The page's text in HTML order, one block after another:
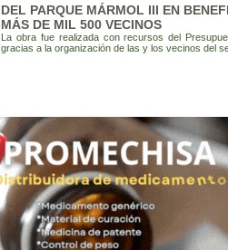
DEL PARQUE MÁRMOL III EN
MÁS DE MIL 500 VECINOS
La obra fue realizada con recursos del
gracias a la organización de las y los vecinos del